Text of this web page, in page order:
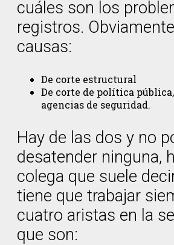
cuáles son los
registros.
causas:
De corte estructural
De corte de política
agencias de seguridad.
Hay de las dos y no
desatender ninguna,
colega que suele
tiene que trabajar
cuatro aristas en la
que son: